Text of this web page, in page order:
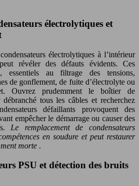
électrolytiques et
électrolytiques à l’intérieur
révéler des défauts évidents. Ces
essentiels au filtrage des tensions,
de gonflement, de fuite d’électrolyte ou
Ouvrez prudemment le boîtier de
tous les câbles et recherchez
défaillants provoquent des
empêcher le démarrage ou causer des
Le remplacement de condensateurs
en soudure et peut restaurer
morte .
PSU et détection des bruits